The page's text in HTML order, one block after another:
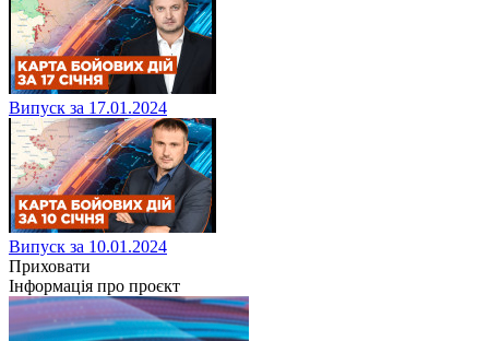
Випуск за 17.01.2024
Випуск за 10.01.2024
Приховати
Інформація про проєкт